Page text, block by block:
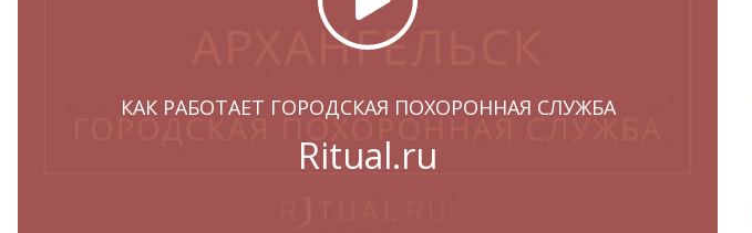
КАК РАБОТАЕТ ГОРОДСКАЯ ПОХОРОННАЯ СЛУЖБА
Ritual.ru